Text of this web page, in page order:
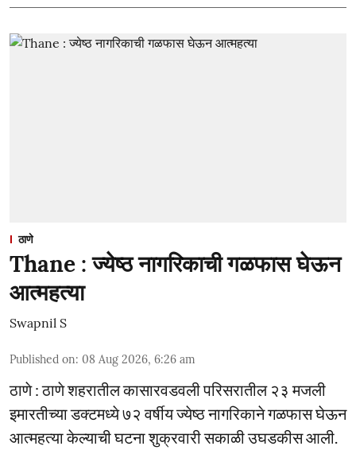
ठाणे
Thane : ज्येष्ठ नागरिकाची गळफास घेऊन
आत्महत्या
Swapnil S
Published on: 08 Aug 2026, 6:26 am
ठाणे : ठाणे शहरातील कासारवडवली परिसरातील २३ मजली
इमारतीच्या डक्टमध्ये ७२ वर्षीय ज्येष्ठ नागरिकाने गळफास घेऊन
आत्महत्या केल्याची घटना शुक्रवारी सकाळी उघडकीस आली.